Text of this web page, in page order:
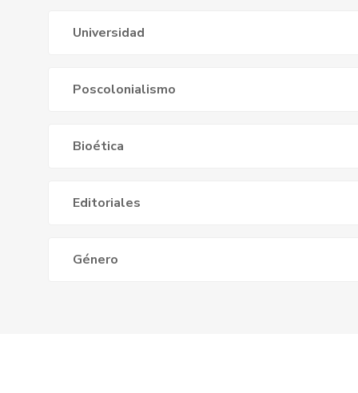
Universidad
Poscolonialismo
Bioética
Editoriales
Género